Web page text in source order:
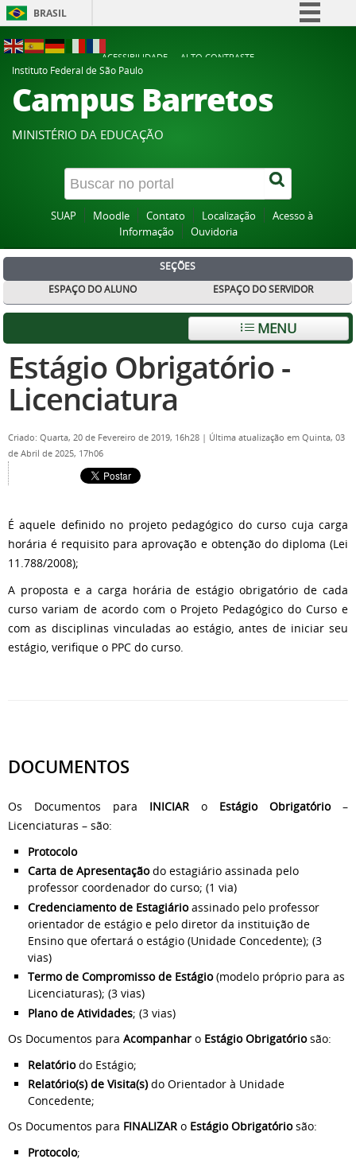
BRASIL
Participe
Acesso à informação
Canais
ACESSIBILIDADE
ALTO CONTRASTE
Instituto Federal de São Paulo
Campus Barretos
MINISTÉRIO DA EDUCAÇÃO
SUAP Moodle Contato Localização
Acesso à
Informação
Ouvidoria
SEÇÕES
ESPAÇO DO ALUNO
ESPAÇO DO SERVIDOR
MENU
Estágio Obrigatório -
Licenciatura
Criado: Quarta, 20 de Fevereiro de 2019, 16h28 | Última atualização em Quinta, 03
de Abril de 2025, 17h06
É aquele definido no projeto pedagógico do curso cuja carga
horária é requisito para aprovação e obtenção do diploma (Lei
11.788/2008);
A proposta e a carga horária de estágio obrigatório de cada
curso variam de acordo com o Projeto Pedagógico do Curso e
com as disciplinas vinculadas ao estágio, antes de iniciar seu
estágio, verifique o PPC do curso.
DOCUMENTOS
Os Documentos para INICIAR o Estágio Obrigatório–
Licenciaturas – são:
Protocolo
Carta de Apresentaçãodo estagiário assinada pelo
professor coordenador do curso; (1 via)
Credenciamento de Estagiárioassinado pelo professor
orientador de estágio e pelo diretor da instituição de
Ensino que ofertará o estágio (Unidade Concedente); (3
vias)
Termo de Compromisso de Estágio(modelo próprio para as
Licenciaturas); (3 vias)
Plano de Atividades; (3 vias)
Os Documentos para Acompanhar o Estágio Obrigatóriosão:
Relatóriodo Estágio;
Relatório(s) de Visita(s)do Orientador à Unidade
Concedente;
Os Documentos para FINALIZAR o Estágio Obrigatóriosão:
Protocolo;